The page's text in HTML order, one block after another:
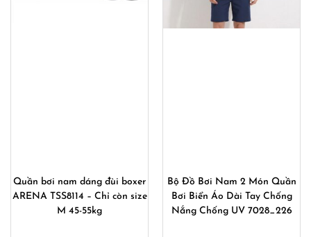
Quần bơi nam dáng đùi boxer
ARENA TSS8114 – Chỉ còn size
M 45-55kg
Bộ Đồ Bơi Nam 2 Món Quần
Bơi Biển Áo Dài Tay Chống
Nắng Chống UV 7028_226